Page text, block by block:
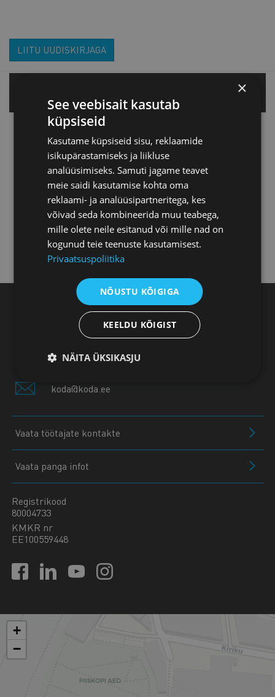
LIITU UUDISKIRJAGA
Pärnu esindus
Jõhvi esindus
Kuressaare esindus
Eesti Kaubandus-Tööstuskoda, Toom-Kooli 17,
10130 Tallinn
+372 604 0060
koda@koda.ee
Vaata töötajate kontakte
Vaata panga infot
Registrikood
80004733
KMKR nr
EE100559448
+
−
×
See veebisait kasutab
küpsiseid
Kasutame küpsiseid sisu, reklaamide
isikupärastamiseks ja liikluse
analüüsimiseks. Samuti jagame teavet
meie saidi kasutamise kohta oma
reklaami- ja analüüsipartneritega, kes
võivad seda kombineerida muu teabega,
mille olete neile esitanud või mille nad on
kogunud teie teenuste kasutamisest.
Privaatsuspoliitika
NÕUSTU KÕIGIGA
KEELDU KÕIGIST
NÄITA ÜKSIKASJU